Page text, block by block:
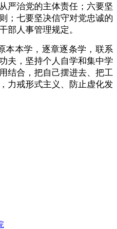
严治党的主体责任；六要坚
；七要坚决信守对党忠诚的
部人事管理规定。
本本学，逐章逐条学，联系
夫，坚持个人自学和集中学
结合，把自己摆进去、把工
力戒形式主义、防止虚化发